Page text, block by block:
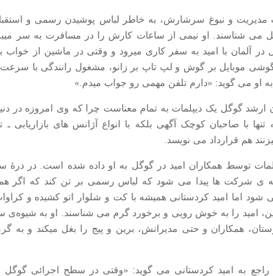
مدیریت و نبوغ سرشارش، به خاطر لباس پوشیدن رسمی و
می شناسند. او نیمی از ساعات کارش را در مسافرت به سر
آلمان با امید به سفر کاری میرود و وقتی در ماشین از خواب
او می گوید: «دارم تلفن مهمی رو جواب میدم.»
ارشد گوگل یک دیپلمات به تمام معناست چرا که وی امروزه در
تنها با صاحبان کوچک آگهی بلکه با انواع آژانس های بازاریابی ـ
هم قرارداد می نویسد.
توسط همکاران امید در گوگل به او داده شده است. در درهٔ
ی شرکت ها پیدا می شود که لباس رسمی بر تن کند که اگر
اما امید کردستانی همیشه با کت‌ و شلوار اتو کشیده و
امید را به خوش‌ رویی و برخورد گرم می‌ شناسند. او به شیوه‌ی
همکاران و حتی مدیرانش، برین و پیج را بغل میکند و به‌
به امید کردستانی می گوید: «وقتی در سطح اجرائی گوگل